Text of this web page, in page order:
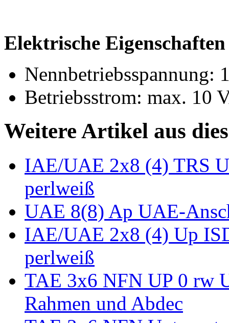
Elektrische Eigenschaften
Nennbetriebsspannung:
Betriebsstrom: max. 10
Weitere Artikel aus
IAE/UAE 2x8 (4) TRS
perlweiß
UAE 8(8) Ap UAE-
IAE/UAE 2x8 (4) Up
perlweiß
TAE 3x6 NFN UP 0 rw
Rahmen und Abdec